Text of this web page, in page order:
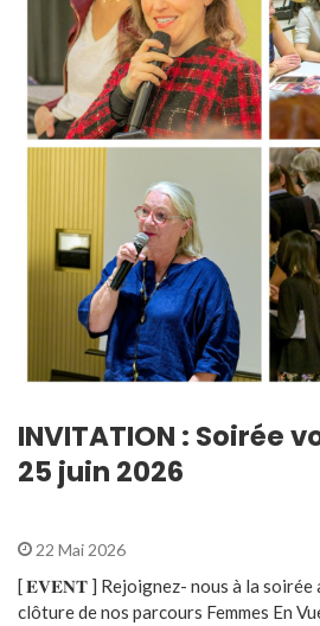
INVITATION : Soirée
25 juin 2026
22 Mai 2026
[ 𝐄𝐕𝐄𝐍𝐓 ] Rejoignez- nous à la soirée
clôture de nos parcours Femmes En